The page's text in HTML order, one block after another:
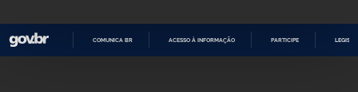
COMUNICA BR ACESSO À INFORMAÇÃO PARTICIPE